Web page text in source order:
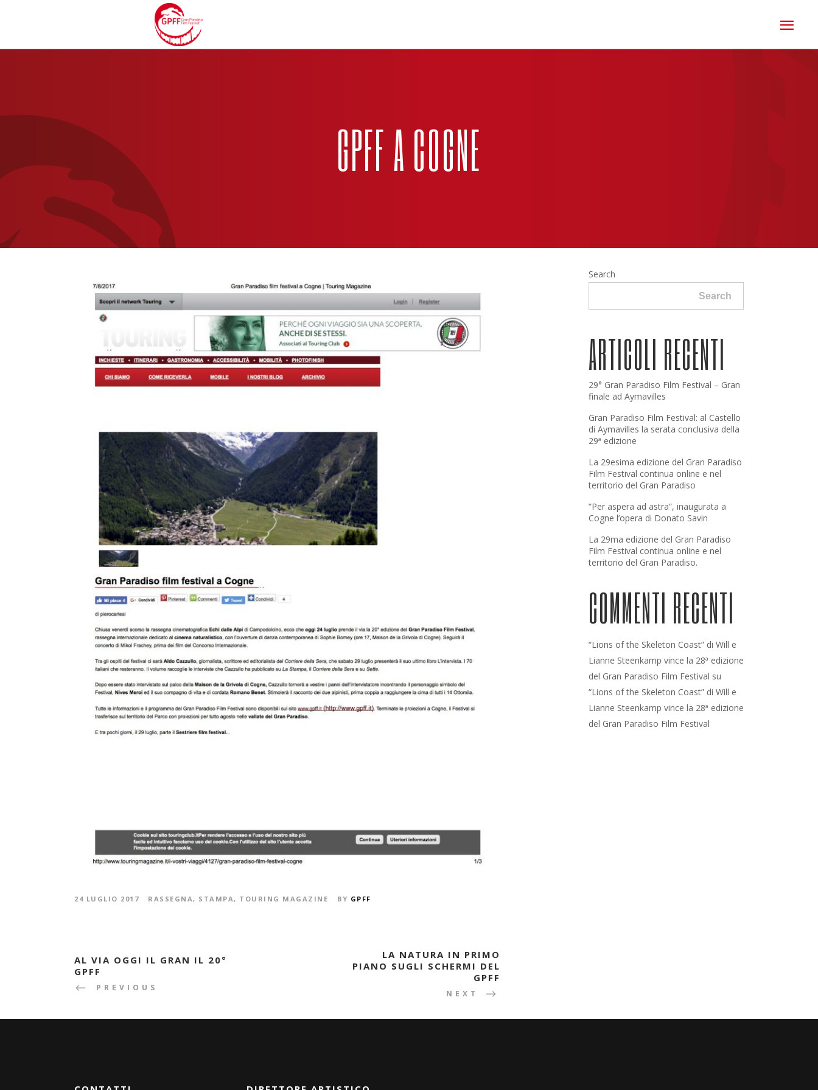
GPFF A COGNE
24 LUGLIO 2017 RASSEGNA, STAMPA, TOURING MAGAZINE BY GPFF
AL VIA OGGI IL GRAN IL 20°
GPFF
PREVIOUS
LA NATURA IN PRIMO
PIANO SUGLI SCHERMI DEL
GPFF
NEXT
Search
Search
ARTICOLI RECENTI
29° Gran Paradiso Film Festival – Gran
finale ad Aymavilles
Gran Paradiso Film Festival: al Castello
di Aymavilles la serata conclusiva della
29ª edizione
La 29esima edizione del Gran Paradiso
Film Festival continua online e nel
territorio del Gran Paradiso
“Per aspera ad astra”, inaugurata a
Cogne l’opera di Donato Savin
La 29ma edizione del Gran Paradiso
Film Festival continua online e nel
territorio del Gran Paradiso.
COMMENTI RECENTI
“Lions of the Skeleton Coast” di Will e
Lianne Steenkamp vince la 28ª edizione
del Gran Paradiso Film Festival su
“Lions of the Skeleton Coast” di Will e
Lianne Steenkamp vince la 28ª edizione
del Gran Paradiso Film Festival